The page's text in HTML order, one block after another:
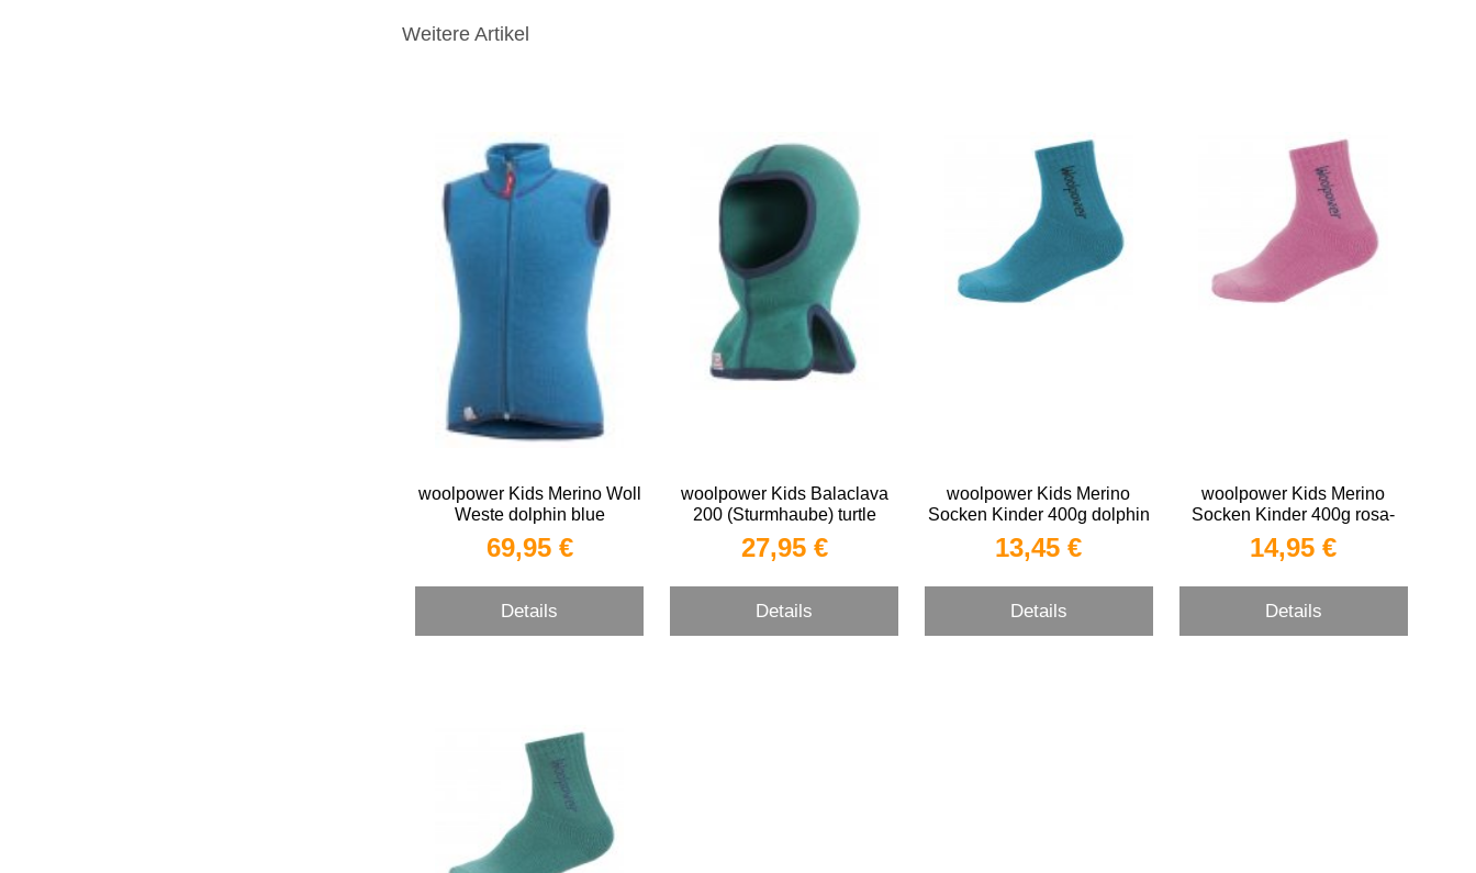
Weitere Artikel
woolpower Kids Merino Woll
Weste dolphin blue
69,95 €
Details
woolpower Kids Balaclava
200 (Sturmhaube) turtle
green
27,95 €
Details
woolpower Kids Merino
Socken Kinder 400g dolphin
blue Woll Socken für Kinder
13,45 €
Details
woolpower Kids Merino
Socken Kinder 400g rosa-
pink Woll Socken für Kinder
14,95 €
Details